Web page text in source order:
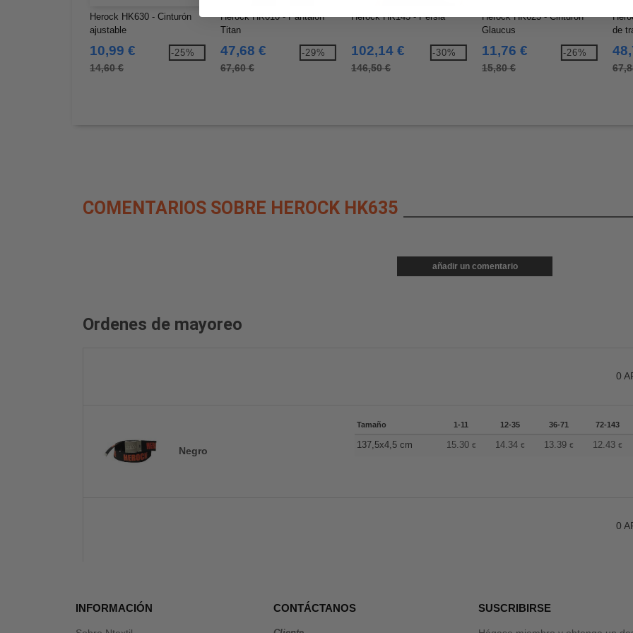
Herock HK630 - Cinturón
ajustable
10,99 €
14,60 €
-25%
Herock HK010 - Pantalón
Titan
47,68 €
67,60 €
-29%
Herock HK145 - Persia
102,14 €
146,50 €
-30%
Herock HK625 - Cinturón
Glaucus
11,76 €
15,80 €
-26%
de
COMENTARIOS SOBRE HEROCK HK635
añadir un comentario
Ordenes de mayoreo
0
Negro
Tamaño 1-11 12-35 36-71 72-143
137,5x4,5 cm 15.30 € 14.34 € 13.39 € 12.43 €
0
INFORMACIÓN CONTÁCTANOS SUSCRIBIRSE